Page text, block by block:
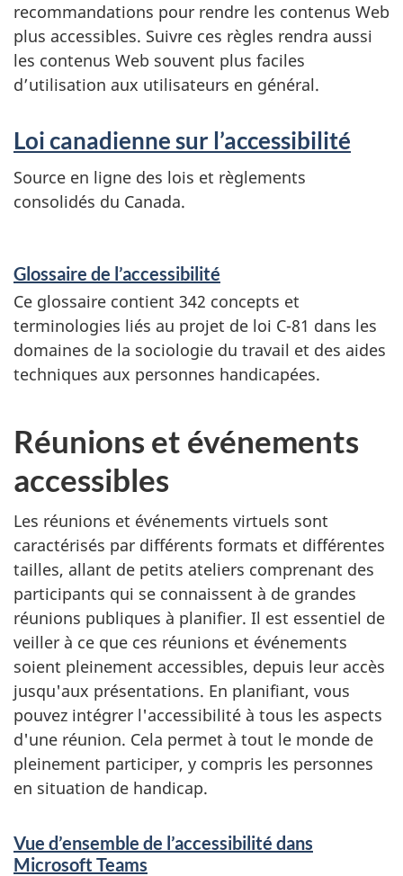
recommandations pour rendre les contenus Web
plus accessibles. Suivre ces règles rendra aussi
les contenus Web souvent plus faciles
d’utilisation aux utilisateurs en général.
Loi canadienne sur l’accessibilité
Source en ligne des lois et règlements
consolidés du Canada.
Glossaire de l’accessibilité
Ce glossaire contient 342 concepts et
terminologies liés au projet de loi C-81 dans les
domaines de la sociologie du travail et des aides
techniques aux personnes handicapées.
Réunions et événements
accessibles
Les réunions et événements virtuels sont
caractérisés par différents formats et différentes
tailles, allant de petits ateliers comprenant des
participants qui se connaissent à de grandes
réunions publiques à planifier. Il est essentiel de
veiller à ce que ces réunions et événements
soient pleinement accessibles, depuis leur accès
jusqu'aux présentations. En planifiant, vous
pouvez intégrer l'accessibilité à tous les aspects
d'une réunion. Cela permet à tout le monde de
pleinement participer, y compris les personnes
en situation de handicap.
Vue d’ensemble de l’accessibilité dans
Microsoft Teams